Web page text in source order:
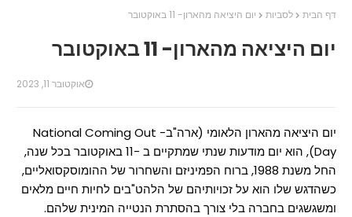
דף הבית לסביות יום היציאה מהארון- 11 באוקטובר
יום היציאה מהארון- 11 באוקטובר
אוקטובר 11, 2023
יום היציאה מהארון הלאומי (ארה"ב- National Coming Out
Day), הוא יום מודעות שנתי שמתקיים ב -11 באוקטובר בכל שנה,
החל משנת 1988, ברוח הפמיניזם והשחרור של ההומוסקסואליים,
כשהדגש שלו הוא על זכויותיהם של הלהט"בים לחיות חיים מלאים
ומשגשגים בחברה בלי צורך בהסתרת הנטייה המינית שלהם.